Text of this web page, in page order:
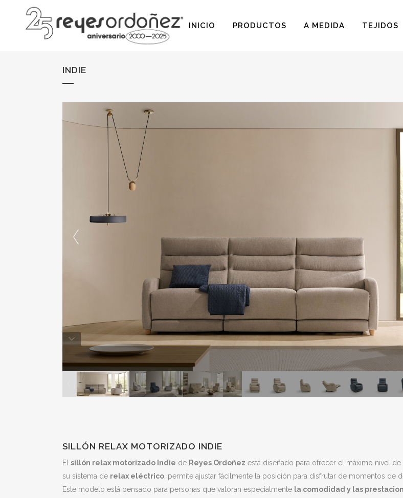
INICIO PRODUCTOS
PATA BAJA
A MEDIDA TEJIDOS
INDIE
SILLÓN RELAX MOTORIZADO INDIE
El sillón relax motorizado Indie de Reyes Ordoñez está diseñado para ofrecer el máximo nivel de
su sistema de relax eléctrico , permite ajustar fácilmente la posición para disfrutar de momentos de
Este modelo está pensado para personas que valoran especialmente la comodidad y las